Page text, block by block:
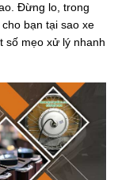
Đừng lo, trong
bạn tại sao xe
số mẹo xử lý nhanh